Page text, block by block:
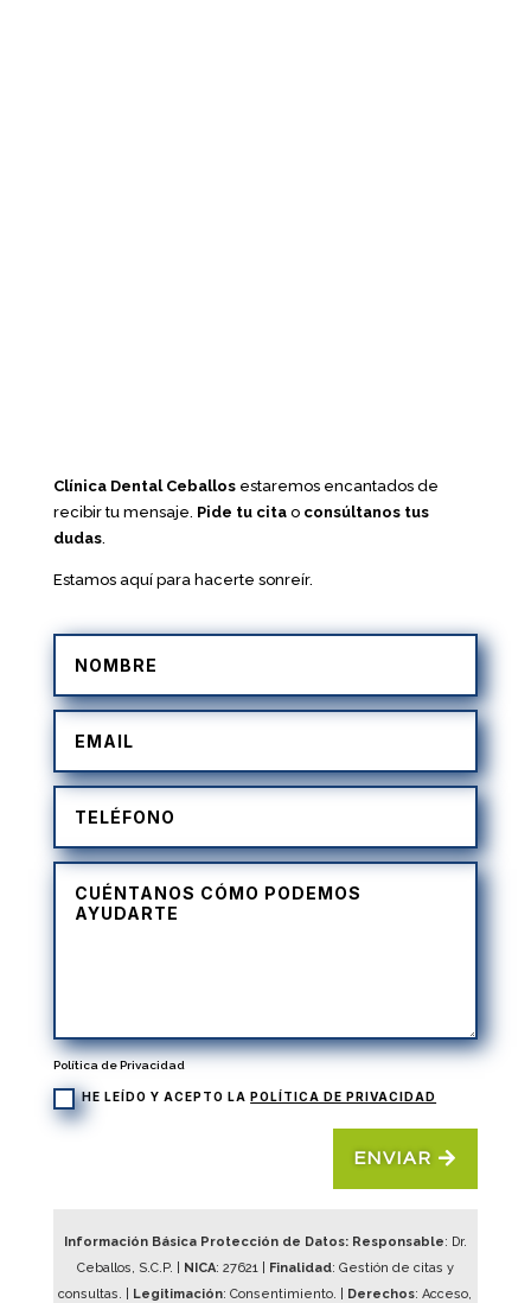
Clínica Dental Ceballosestaremos encantados de
recibir tu mensaje. Pide tu citao consúltanos tus
dudas.
Estamos aquí para hacerte sonreír.
Política de Privacidad
HE LEÍDO Y ACEPTO LA POLÍTICA DE PRIVACIDAD
ENVIAR
Información Básica Protección de Datos: Responsable: Dr.
Ceballos, S.C.P. |
NICA: 27621| Finalidad: Gestión de citas y
consultas. |
Legitimación: Consentimiento. | Derechos: Acceso,